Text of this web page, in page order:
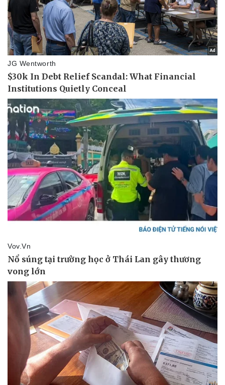
Thể thao
Bóng đá
Lịch thi đấu bóng đá
Thế giới thể thao
eSports
Hậu trường
Ô tô
Xe máy
Tư vấn